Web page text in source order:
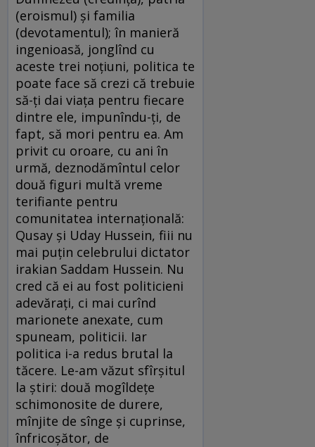
(eroismul) şi familia
(devotamentul); în manieră
ingenioasă, jonglînd cu
aceste trei noţiuni, politica te
poate face să crezi că trebuie
să-ţi dai viaţa pentru fiecare
dintre ele, impunîndu-ţi, de
fapt, să mori pentru ea. Am
privit cu oroare, cu ani în
urmă, deznodămîntul celor
două figuri multă vreme
terifiante pentru
comunitatea internaţională:
Qusay şi Uday Hussein, fiii nu
mai puţin celebrului dictator
irakian Saddam Hussein. Nu
cred că ei au fost politicieni
adevăraţi, ci mai curînd
marionete anexate, cum
spuneam, politicii. Iar
politica i-a redus brutal la
tăcere. Le-am văzut sfîrşitul
la ştiri: două mogîldeţe
schimonosite de durere,
mînjite de sînge şi cuprinse,
înfricoşător, de